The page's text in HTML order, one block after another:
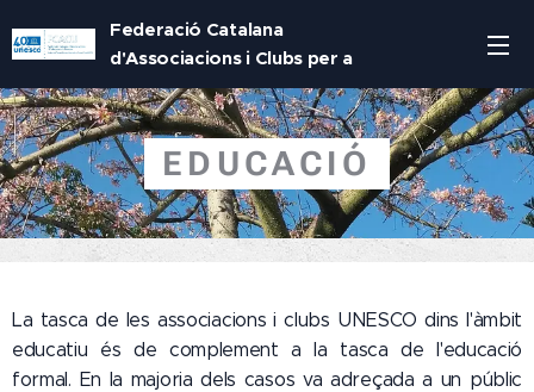
Federació Catalana
d'Associacions i Clubs per a
la UNESCO
EDUCACIÓ
La tasca de les associacions i clubs UNESCO dins l'àmbit
educatiu és de complement a la tasca de l'educació
formal. En la majoria dels casos va adreçada a un públic